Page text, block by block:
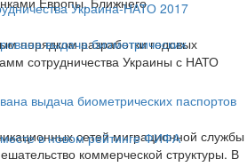
Украина-НАТО 2017
порядком разработки годовых
сотрудничества Украины с НАТО
выдача биометрических паспортов
сетей миграционной службы
коммерческой структуры. В